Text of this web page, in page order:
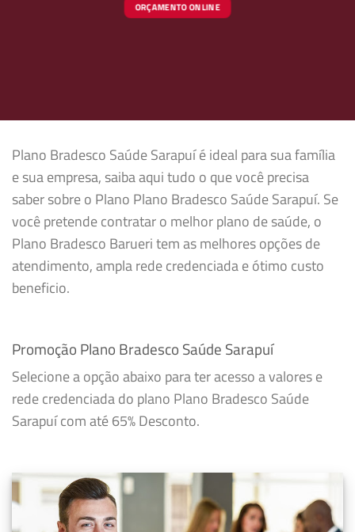
ORÇAMENTO ONLINE
Plano Bradesco Saúde Sarapuí é ideal para sua família
e sua empresa, saiba aqui tudo o que você precisa
saber sobre o Plano Plano Bradesco Saúde Sarapuí. Se
você pretende contratar o melhor plano de saúde, o
Plano Bradesco Barueri tem as melhores opções de
atendimento, ampla rede credenciada e ótimo custo
beneficio.
Promoção Plano Bradesco Saúde Sarapuí
Selecione a opção abaixo para ter acesso a valores e
rede credenciada do plano Plano Bradesco Saúde
Sarapuí com até 65% Desconto.